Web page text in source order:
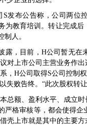
布公告称，公司两位
为教育培训。转让完成
制人。
，目前，H公司暂无在
对上市公司主营业务作
，H公司取得S公司控制
失败告终。“此次股权转
额、盈利水平、成立时
严格审核等，都会使得
壳上市就是其中的主要